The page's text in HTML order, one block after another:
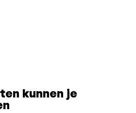
kunnen je